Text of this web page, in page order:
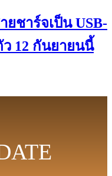
ยชาร์จเป็น USB-
ว 12 กันยายนนี้